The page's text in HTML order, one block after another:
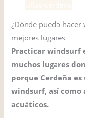
¿Dónde puedo hacer
mejores lugares
Practicar windsurf
muchos lugares
porque Cerdeña
windsurf, así como
acuáticos.